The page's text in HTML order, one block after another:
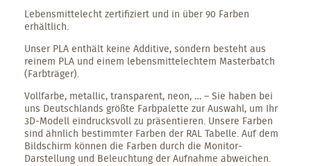
Lebensmittelecht zertifiziert und in über 90 Farben
erhältlich.
Unser PLA enthält keine Additive, sondern besteht aus
reinem PLA und einem lebensmittelechtem Masterbatch
(Farbträger).
Vollfarbe, metallic, transparent, neon, … – Sie haben bei
uns Deutschlands größte Farbpalette zur Auswahl, um Ihr
3D-Modell eindrucksvoll zu präsentieren. Unsere Farben
sind ähnlich bestimmter Farben der RAL Tabelle. Auf dem
Bildschirm können die Farben durch die Monitor-
Darstellung und Beleuchtung der Aufnahme abweichen.